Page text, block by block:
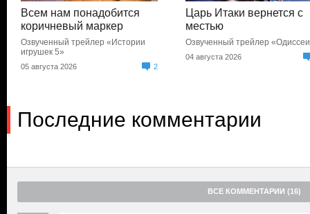
Всем нам понадобится
коричневый маркер
Озвученный трейлер «Истории
игрушек 5»
05 августа 2026 2
Царь Итаки вернется с
местью
Озвученный трейлер
04 августа 2026
Последние комментарии
ВСЕ КОММЕНТАРИИ (16)